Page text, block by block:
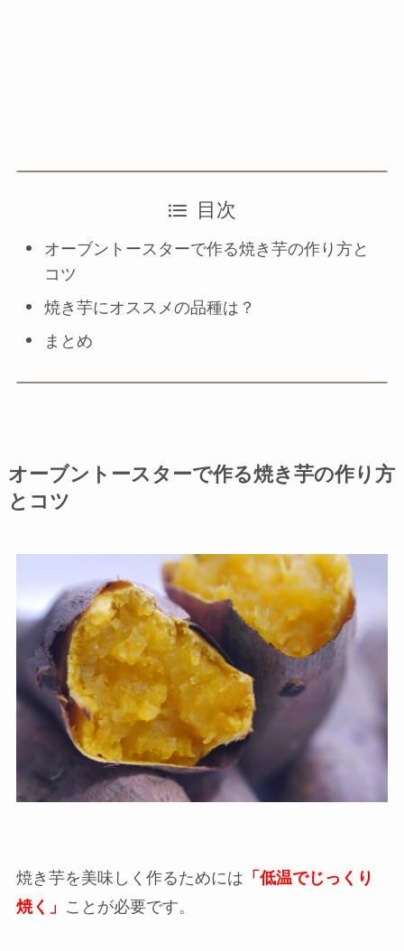
目次
オーブントースターで作る焼き芋の作り方と
コツ
焼き芋にオススメの品種は？
まとめ
オーブントースターで作る焼き芋の作り方
とコツ
焼き芋を美味しく作るためには 「低温でじっくり
焼く」 ことが必要です。